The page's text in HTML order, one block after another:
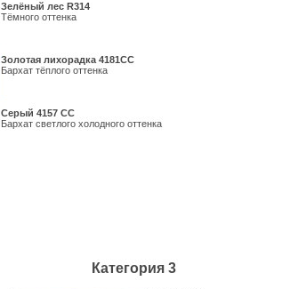
Зелёный лес R314
Тёмного оттенка
Золотая лихорадка 4181СС
Бархат тёплого оттенка
Серый 4157 СС
Бархат светлого холодного оттенка
Категория 3